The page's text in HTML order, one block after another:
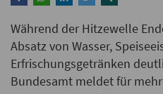
Während der Hitzewelle
Absatz von Wasser,
Erfrischungsgetränken
Bundesamt meldet für